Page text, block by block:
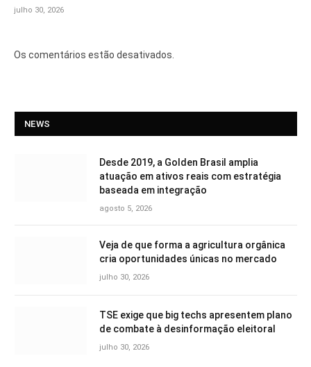
julho 30, 2026
Os comentários estão desativados.
NEWS
Desde 2019, a Golden Brasil amplia
atuação em ativos reais com estratégia
baseada em integração
agosto 5, 2026
Veja de que forma a agricultura orgânica
cria oportunidades únicas no mercado
julho 30, 2026
TSE exige que big techs apresentem plano
de combate à desinformação eleitoral
julho 30, 2026